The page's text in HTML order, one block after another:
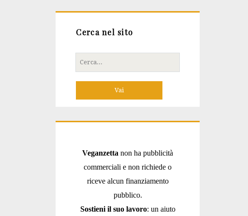
Cerca nel sito
Cerca
per:
Veganzetta non ha pubblicità
commerciali e non richiede o
riceve alcun finanziamento
pubblico.
Sostieni il suo lavoro: un aiuto